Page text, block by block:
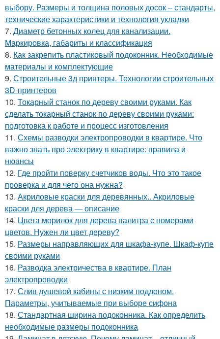
выбору. Размеры и толщина половых досок – стандарты,
технические характеристики и технология укладки
7. Диаметр бетонных колец для канализации.
Маркировка, габариты и классификация
8. Как закрепить пластиковый подоконник. Необходимые
материалы и комплектующие
9. Строительные 3д принтеры. Технологии строительных
3D-принтеров
10. Токарный станок по дереву своими руками. Как
сделать токарный станок по дереву своими руками:
подготовка к работе и процесс изготовления
11. Схемы разводки электропроводки в квартире. Что
важно знать про электрику в квартире: правила и
нюансы
12. Где пройти поверку счетчиков воды. Что это такое
проверка и для чего она нужна?
13. Акриловые краски для деревянных.. Акриловые
краски для дерева — описание
14. Цвета морилок для дерева палитра с номерами
цветов. Нужен ли цвет дереву?
15. Размеры направляющих для шкафа-купе. Шкаф-купе
своими руками
16. Разводка электричества в квартире. План
электропроводки
17. Слив душевой кабины с низким поддоном.
Параметры, учитываемые при выборе сифона
18. Стандартная ширина подоконника. Как определить
необходимые размеры подоконника